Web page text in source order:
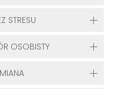
STRESU
OSOBISTY